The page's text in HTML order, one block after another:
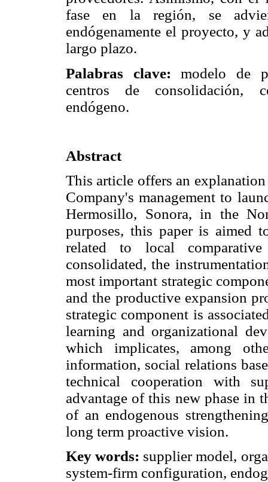
fase en la región, se
endógenamente el proyecto, y
largo plazo.
Palabras clave: modelo de
centros de consolidación,
endógeno.
Abstract
This article offers an
Company's management to
Hermosillo, Sonora, in the
purposes, this paper is aimed
related to local
consolidated, the
most important strategic
and the productive expansion
strategic component is
learning and organizational
which implicates, among
information, social relations
technical cooperation with
advantage of this new phase in
of an endogenous
long term proactive vision.
Key words: supplier model,
system-firm configuration,